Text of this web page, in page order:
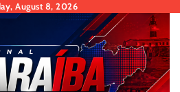
August 8, 2026